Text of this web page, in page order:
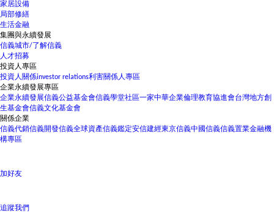
家居設備
局部修繕
生活金融
集團與永續發展
信義城市/了解信義
人才招募
投資人專區
投資人關係investor relations利害關係人專區
企業永續發展專區
企業永續發展信義公益基金會信義學堂社區一家中華企業倫理教育協進會台灣地方創
生基金會信義文化基金會
關係企業
信義代銷信義開發信義全球資產信義鑑定安信建經東京信義中國信義信義置業金融機
構專區
加好友
追蹤我們